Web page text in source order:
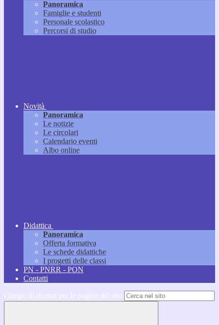
Panoramica
Famiglie e studenti
Personale scolastico
Percorsi di studio
Novità
Panoramica
Le notizie
Le circolari
Calendario eventi
Albo online
Didattica
Panoramica
Offerta formativa
Le schede didattiche
I progetti delle classi
PN - PNRR - PON
Contatti